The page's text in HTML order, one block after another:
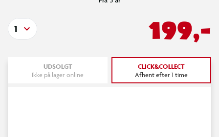
199,-
1
UDSOLGT
Ikke på lager online
CLICK&COLLECT
Afhent efter 1 time